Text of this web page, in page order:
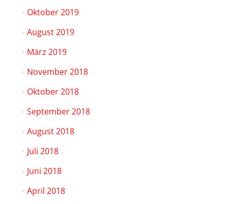
Oktober 2019
August 2019
März 2019
November 2018
Oktober 2018
September 2018
August 2018
Juli 2018
Juni 2018
April 2018